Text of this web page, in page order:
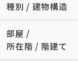
種別 / 建物構造
部屋 /
所在階 / 階建て